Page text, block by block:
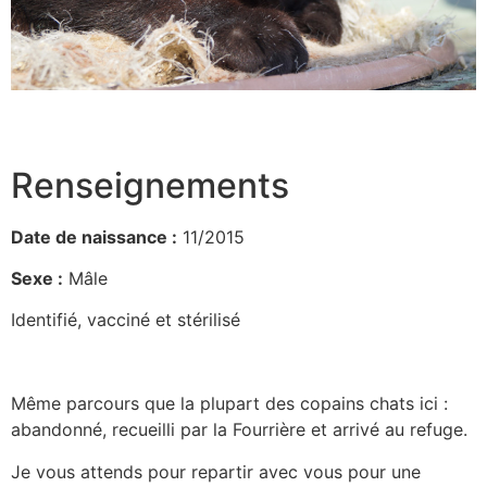
Renseignements
Date de naissance : 11/2015
Sexe : Mâle
Identifié, vacciné et stérilisé
Même parcours que la plupart des copains chats ici :
abandonné, recueilli par la Fourrière et arrivé au refuge.
Je vous attends pour repartir avec vous pour une